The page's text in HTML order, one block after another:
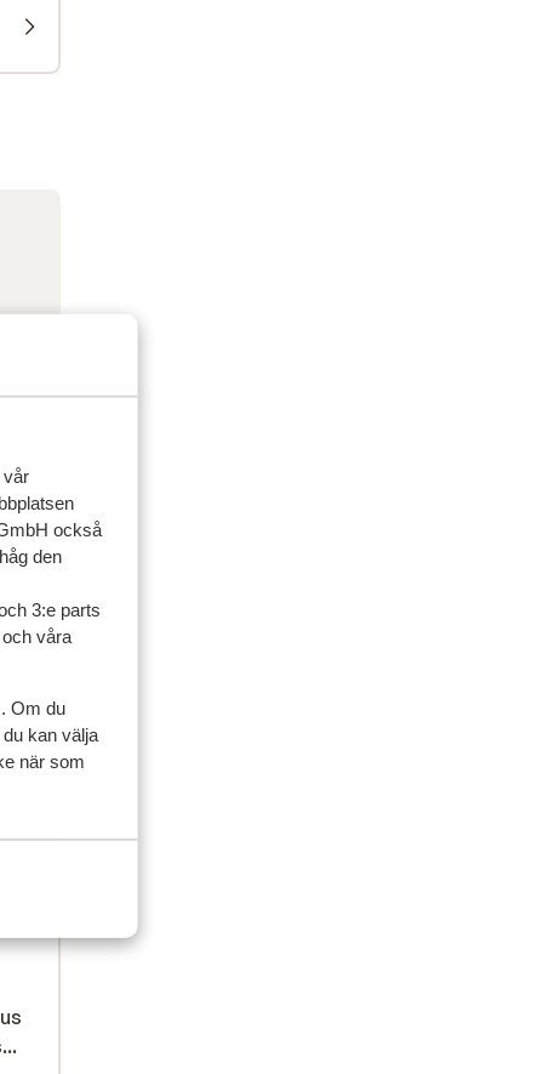
vår
också
den
3:e parts
våra
Om du
kan välja
när som